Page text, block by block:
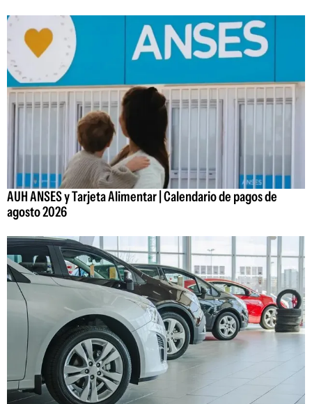
AUH ANSES y Tarjeta Alimentar | Calendario de pagos de
agosto 2026